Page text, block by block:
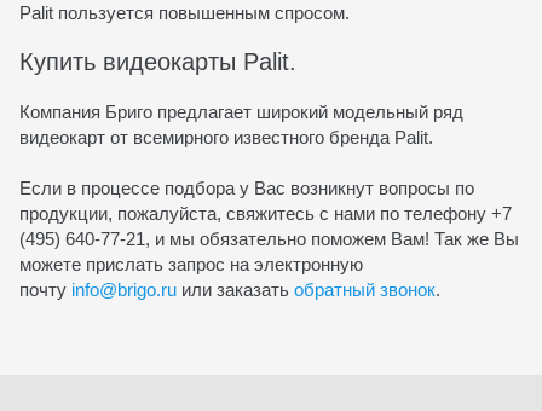
Palit пользуется повышенным спросом.
Купить видеокарты Palit.
Компания Бриго предлагает широкий модельный ряд
видеокарт от всемирного известного бренда Palit.
Если в процессе подбора у Вас возникнут вопросы по
продукции, пожалуйста, свяжитесь с нами по телефону +7
(495) 640-77-21, и мы обязательно поможем Вам! Так же Вы
можете прислать запрос на электронную
почту info@brigo.ru или заказать обратный звонок.